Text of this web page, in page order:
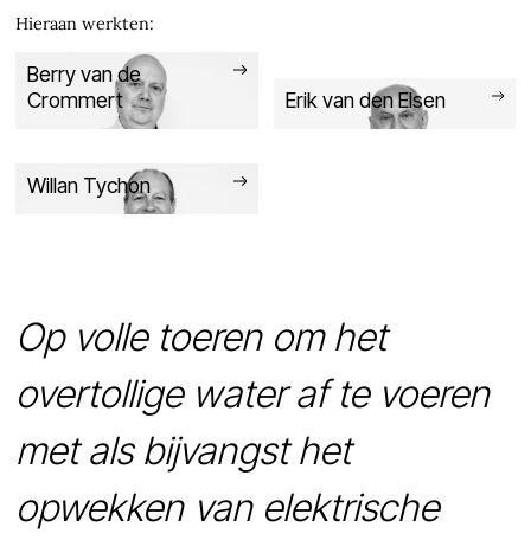
Hieraan werkten:
Berry van de
Crommert
Erik van den Elsen
Willan Tychon
Op volle toeren om het
overtollige water af te voeren
met als bijvangst het
opwekken van elektrische